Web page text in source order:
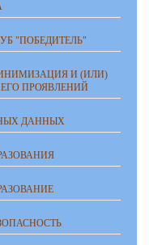
"ПОБЕДИТЕЛЬ"
И (ИЛИ)
ПРОЯВЛЕНИЙ
ДАННЫХ